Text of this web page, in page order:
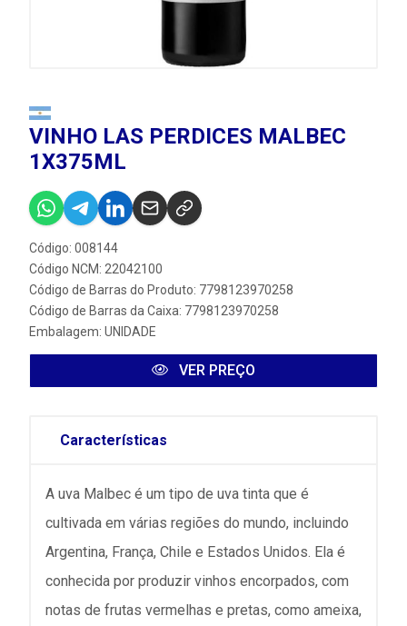
VINHO LAS PERDICES MALBEC
1X375ML
Código: 008144
Código NCM: 22042100
Código de Barras do Produto: 7798123970258
Código de Barras da Caixa: 7798123970258
Embalagem: UNIDADE
VER PREÇO
Características
A uva Malbec é um tipo de uva tinta que é
cultivada em várias regiões do mundo, incluindo
Argentina, França, Chile e Estados Unidos. Ela é
conhecida por produzir vinhos encorpados, com
notas de frutas vermelhas e pretas, como ameixa,